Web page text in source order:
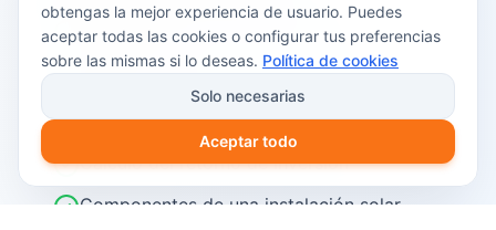
Cómo funciona el autoconsumo
fotovoltaico
Ayudas y subvenciones disponibles en
2026
Cálculo del retorno de inversión
Componentes de una instalación solar
obtengas la mejor experiencia de usuario. Puedes
aceptar todas las cookies o configurar tus preferencias
sobre las mismas si lo deseas. Política de cookies
Solo necesarias
Aceptar todo